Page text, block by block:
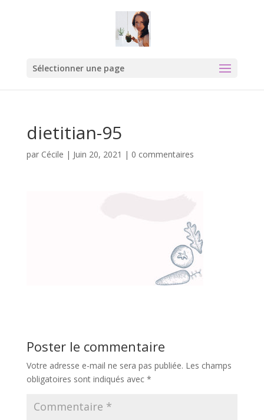
Sélectionner une page
dietitian-95
par Cécile | Juin 20, 2021 | 0 commentaires
Poster le commentaire
Votre adresse e-mail ne sera pas publiée. Les champs
obligatoires sont indiqués avec *